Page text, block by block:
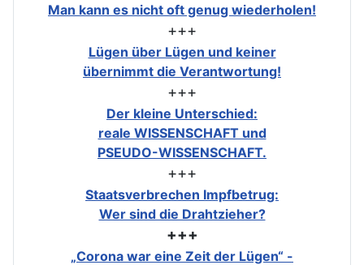
Man kann es nicht oft genug wiederholen!
+++
Lügen über Lügen und keiner
übernimmt die Verantwortung!
+++
Der kleine Unterschied:
reale WISSENSCHAFT und
PSEUDO-WISSENSCHAFT.
+++
Staatsverbrechen Impfbetrug:
Wer sind die Drahtzieher?
+++
„Corona war eine Zeit der Lügen“ -